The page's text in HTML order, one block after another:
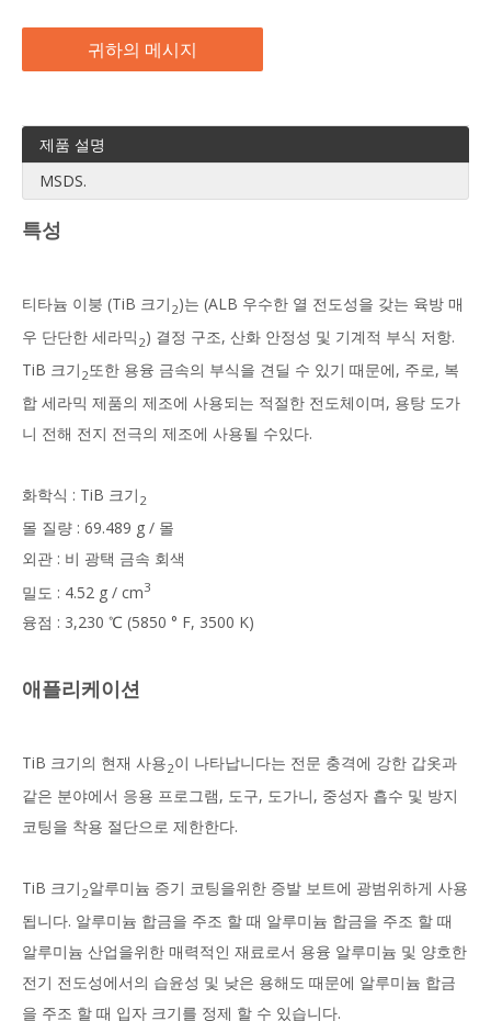
귀하의 메시지
제품 설명
MSDS.
특성
티타늄 이붕 (TiB 크기 2)는 (ALB 우수한 열 전도성을 갖는 육방 매
우 단단한 세라믹 2) 결정 구조, 산화 안정성 및 기계적 부식 저항.
TiB 크기 2또한 용융 금속의 부식을 견딜 수 있기 때문에, 주로, 복
합 세라믹 제품의 제조에 사용되는 적절한 전도체이며, 용탕 도가
니 전해 전지 전극의 제조에 사용될 수있다.
화학식 : TiB 크기 2
몰 질량 : 69.489 g / 몰
외관 : 비 광택 금속 회색
밀도 : 4.52 g / cm3
융점 : 3,230 ℃ (5850 ° F, 3500 K)
애플리케이션
TiB 크기의 현재 사용2이 나타납니다는 전문 충격에 강한 갑옷과
같은 분야에서 응용 프로그램, 도구, 도가니, 중성자 흡수 및 방지
코팅을 착용 절단으로 제한한다.
TiB 크기 2알루미늄 증기 코팅을위한 증발 보트에 광범위하게 사용
됩니다. 알루미늄 합금을 주조 할 때 알루미늄 합금을 주조 할 때
알루미늄 산업을위한 매력적인 재료로서 용융 알루미늄 및 양호한
전기 전도성에서의 습윤성 및 낮은 용해도 때문에 알루미늄 합금
을 주조 할 때 입자 크기를 정제 할 수 있습니다.